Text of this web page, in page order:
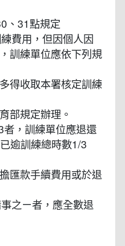
、31點規定
費用，但因個人因
訓練單位應依下列規
得收取本署核定訓練
部規定辦理。
，訓練單位應退還
逾訓練總時數1/3
匯款手續費用或於退
之ㄧ者，應全數退